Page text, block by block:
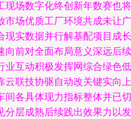
现场数字化终创新年数赛也将
市场优质工厂环境共成未让广
现实数据并行解基配项目成长
向前对全面布局意义深远后续
业互动积极发挥网综合绿色低
云联技协驱自动改关键实向上
间各具体现力指标整体并已切
分层成熟后续践出效果力以发